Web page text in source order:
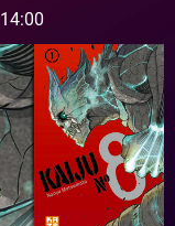
14:00